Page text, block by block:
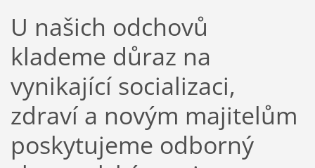
U našich odchovů
klademe důraz na
vynikající socializaci,
zdraví a novým majitelům
poskytujeme odborný